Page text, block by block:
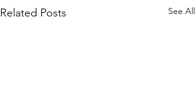
Related Posts See All